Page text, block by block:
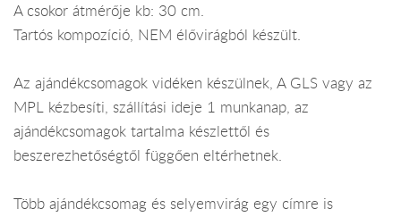
A csokor átmérője kb: 30 cm.
Tartós kompozíció, NEM élővirágból készült.
Az ajándékcsomagok vidéken készülnek, A GLS vagy az
MPL kézbesíti, szállítási ideje 1 munkanap, az
ajándékcsomagok tartalma készlettől és
beszerezhetőségtől függően eltérhetnek.
Több ajándékcsomag és selyemvirág egy címre is